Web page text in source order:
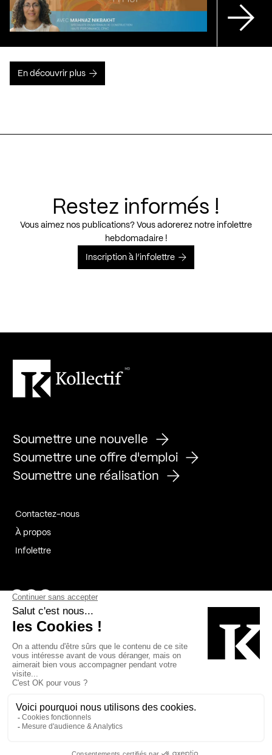
En découvrir plus
Restez informés !
Vous aimez nos publications? Vous adorerez notre infolettre
hebdomadaire !
Inscription à l’infolettre
Soumettre une nouvelle
Soumettre une offre d'emploi
Soumettre une réalisation
Contactez-nous
À propos
Infolettre
Page Facebook de Kollectif
Page Instagram de Kollectif
Page Linkedin de Kollectif
Bâtiment-Durable-Québec-1
Esquisses-1
MP-1 v2com-1